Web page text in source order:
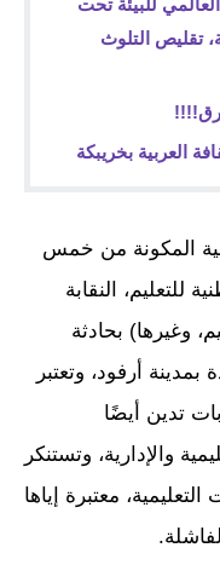
تقليص التلوث
العربية بخريبكة
المكونة من خمس
للتعليم، النقابة
وغيرها) بحادثة
أرفود، وتعتبر
تدين أيضًا
والإدارية، وتستنكر
معتبرة إياها